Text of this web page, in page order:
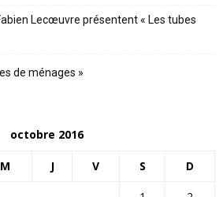
Lecœuvre présentent « Les tubes
de ménages »
octobre 2016
M J V S D